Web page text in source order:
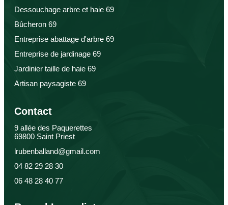
Dessouchage arbre et haie 69
Bûcheron 69
Entreprise abattage d'arbre 69
Entreprise de jardinage 69
Jardinier taille de haie 69
Artisan paysagiste 69
Contact
9 allée des Paquerettes
69800 Saint Priest
lrubenballand@gmail.com
04 82 29 28 30
06 48 28 40 77